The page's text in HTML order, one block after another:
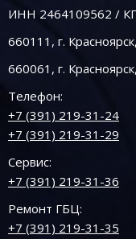
ИНН 2464109562 /
660111, г.
660061, г.
Телефон:
+7 (391) 219-31-24
+7 (391) 219-31-29
Сервис:
+7 (391) 219-31-36
Ремонт ГБЦ:
+7 (391) 219-31-35